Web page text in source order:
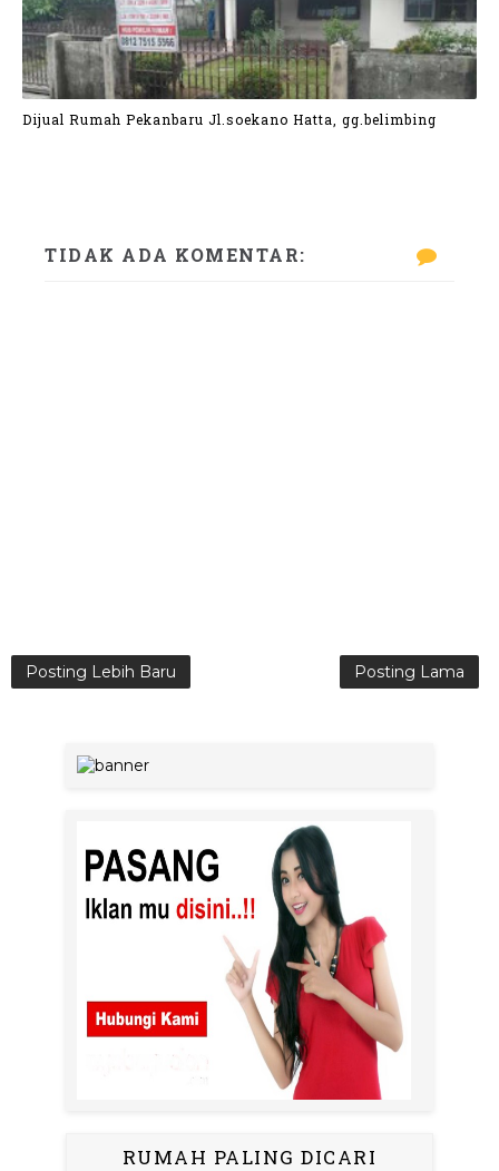
Dijual Rumah Pekanbaru Jl.soekano Hatta, gg.belimbing
TIDAK ADA KOMENTAR:
Posting Lebih Baru Posting Lama
RUMAH PALING DICARI